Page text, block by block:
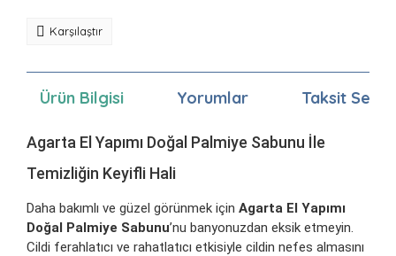
Karşılaştır
Ürün Bilgisi Yorumlar Taksit
Agarta El Yapımı Doğal Palmiye Sabunu İle
Temizliğin Keyifli Hali
Daha bakımlı ve güzel görünmek için Agarta El Yapımı
Doğal Palmiye Sabunu’nu banyonuzdan eksik etmeyin.
Cildi ferahlatıcı ve rahatlatıcı etkisiyle cildin nefes almasını